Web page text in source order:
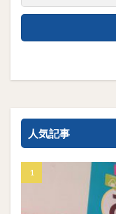
人気記事